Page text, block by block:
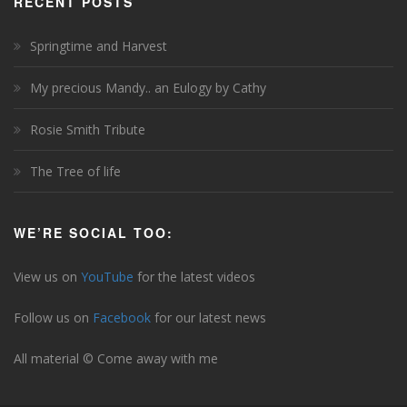
Springtime and Harvest
My precious Mandy.. an Eulogy by Cathy
Rosie Smith Tribute
The Tree of life
WE’RE SOCIAL TOO:
View us on YouTube for the latest videos
Follow us on Facebook for our latest news
All material © Come away with me